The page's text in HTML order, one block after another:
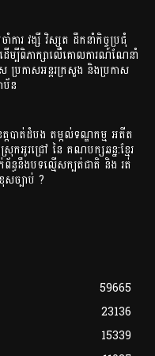
ាំការ វង្សី វិស្សុត ដឹកនាំកិច្ចប្រជុំ
ើម្បីពិភាក្សាលើគោលការណ៍​ណែនាំ
ស ប្រកាសអន្តរក្រសួង និងប្រកាស
ប័ន
តបាត់ដំបង តម្កល់ទណ្ឌកម្ម អតីត
ស្រុកអូរជ្រៅ នៃ គណបក្សឆន្ន:ខ្មែរ
ព័ន្ធនឹងបទល្មើសក្បត់ជាតិ និង រត់
សច្បាប់ ?
59665
23136
15339